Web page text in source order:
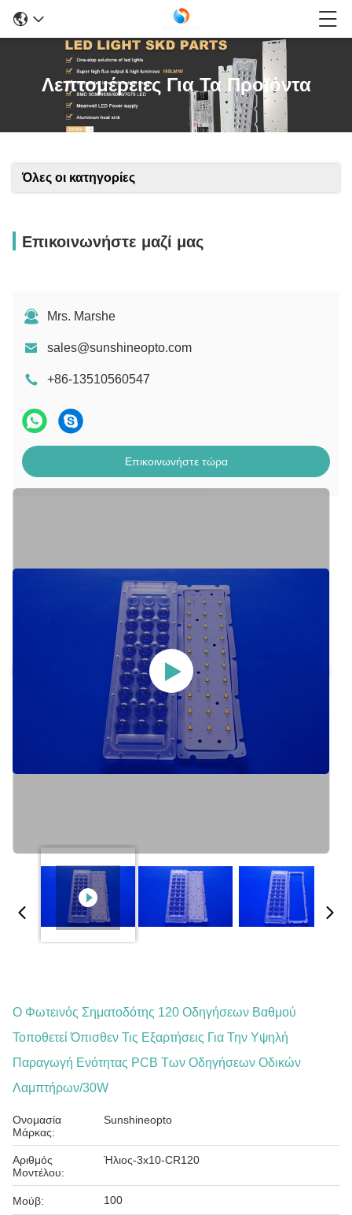
Λεπτομέρειες Για Τα Προϊόντα
Όλες οι κατηγορίες
Επικοινωνήστε μαζί μας
Mrs. Marshe
sales@sunshineopto.com
+86-13510560547
Επικοινωνήστε τώρα
Ο Φωτεινός Σηματοδότης 120 Οδηγήσεων Βαθμού
Τοποθετεί Όπισθεν Τις Εξαρτήσεις Για Την Υψηλή
Παραγωγή Ενότητας PCB Των Οδηγήσεων Οδικών
Λαμπτήρων/30W
Ονομασία
Μάρκας:
Sunshineopto
Αριθμός
Μοντέλου:
Ήλιος-3x10-CR120
Μούβ: 100